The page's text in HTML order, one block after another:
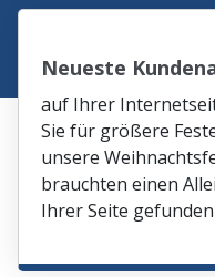
Neueste
auf Ihrer
Sie für größere
unsere
brauchten einen
Ihrer Seite